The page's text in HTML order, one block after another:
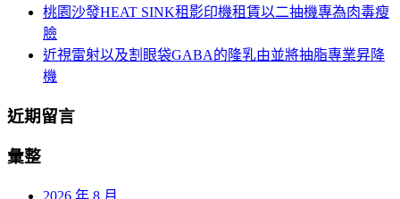
桃園沙發HEAT SINK租影印機租賃以二抽機專為肉毒瘦
臉
近視雷射以及割眼袋GABA的隆乳由並將抽脂專業昇降
機
近期留言
彙整